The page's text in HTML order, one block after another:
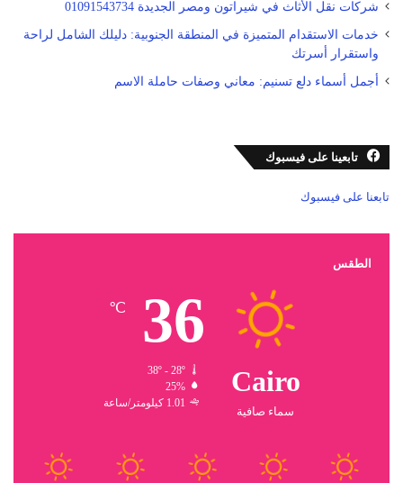
شركات نقل الأثاث في شيراتون ومصر الجديدة 01091543734
خدمات الاستقدام المتميزة في المنطقة الجنوبية: دليلك الشامل لراحة
واستقرار أسرتك
أجمل أسماء دلع تسنيم: معاني وصفات حاملة الاسم
تابعينا على فيسبوك
تابعنا على فيسبوك
الطقس
Cairo
سماء صافية
36
℃
38º - 28º
25%
1.01 كيلومتر/ساعة